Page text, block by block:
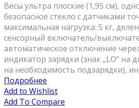
Весы ультра плоские (1,95 cм),
безопасное стекло с датчиками
максимальная нагрузка: 5 кг,
сенсорный включатель/
автоматическое отключение
индикатор зарядки (знак „LO“ на
на необходимость подзарядки),
Подробнее
Add to Wishlist
Add To Compare